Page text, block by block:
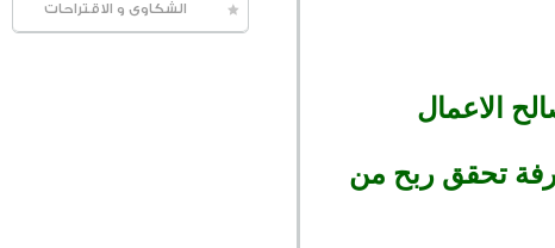
الشكاوى و الاقتراحات
الاعمال
تحقق ربح من